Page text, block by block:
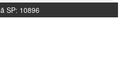
SP: 10896